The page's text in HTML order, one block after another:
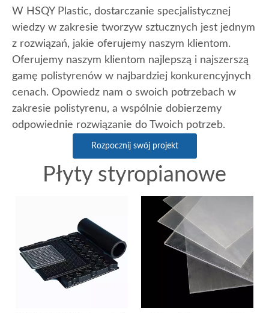
W HSQY Plastic, dostarczanie specjalistycznej
wiedzy w zakresie tworzyw sztucznych jest jednym
z rozwiązań, jakie oferujemy naszym klientom.
Oferujemy naszym klientom najlepszą i najszerszą
gamę polistyrenów w najbardziej konkurencyjnych
cenach. Opowiedz nam o swoich potrzebach w
zakresie polistyrenu, a wspólnie dobierzemy
odpowiednie rozwiązanie do Twoich potrzeb.
Rozpocznij swój projekt
Płyty styropianowe